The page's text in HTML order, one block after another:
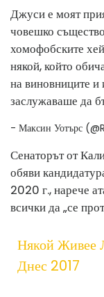
Джуси е моят
човешко
хомофобските
някой, който
на виновниците
заслужаваше да
- Максин Уотърс
Сенаторът от
обяви
2020 г., нарече
всички да „се
Някой
Днес 2017